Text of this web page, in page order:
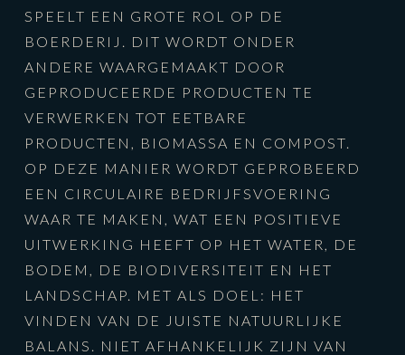
SPEELT EEN GROTE ROL OP DE
BOERDERIJ. DIT WORDT ONDER
ANDERE WAARGEMAAKT DOOR
GEPRODUCEERDE PRODUCTEN TE
VERWERKEN TOT EETBARE
PRODUCTEN, BIOMASSA EN COMPOST.
OP DEZE MANIER WORDT GEPROBEERD
EEN CIRCULAIRE BEDRIJFSVOERING
WAAR TE MAKEN, WAT EEN POSITIEVE
UITWERKING HEEFT OP HET WATER, DE
BODEM, DE BIODIVERSITEIT EN HET
LANDSCHAP. MET ALS DOEL: HET
VINDEN VAN DE JUISTE NATUURLIJKE
BALANS. NIET AFHANKELIJK ZIJN VAN